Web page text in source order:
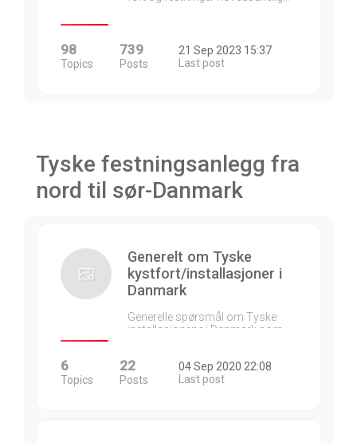
98
Topics
739
Posts
21 Sep 2023 15:37
Last post
Tyske festningsanlegg fra
nord til sør-Danmark
Generelt om Tyske
kystfort/installasjoner i
Danmark
Generelle spørsmål om Tyske
installasjonene i Danmark som…
6
Topics
22
Posts
04 Sep 2020 22:08
Last post